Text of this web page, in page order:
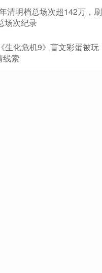
清明档总场次超142万，刷
场次纪录
生化危机9》盲文彩蛋被玩
线索